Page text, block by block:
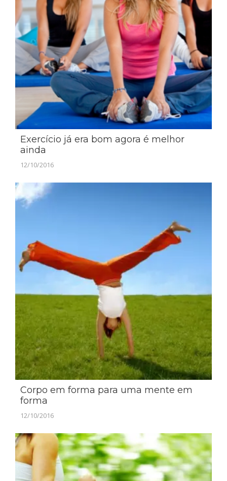
Exercício já era bom agora é melhor
ainda
12/10/2016
Corpo em forma para uma mente em
forma
12/10/2016